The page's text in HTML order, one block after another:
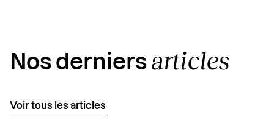
Nos derniers articles
Voir tous les articles